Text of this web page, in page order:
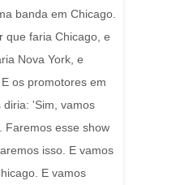
banda em Chicago.
que faria Chicago, e
Nova York, e
os promotores em
'Sim, vamos
Faremos esse show
isso. E vamos
E vamos